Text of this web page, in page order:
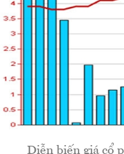
Diễn biến giá cổ